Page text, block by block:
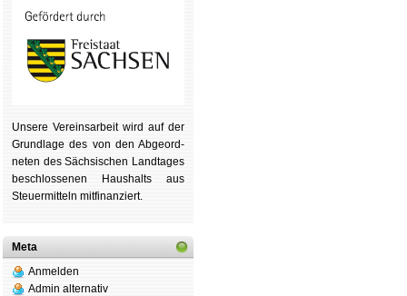
Unsere Ver­eins­ar­beit wird auf der
Grund­lage des von den Ab­ge­ord­
ne­ten des Säch­si­schen Land­tages
be­schlos­se­nen Haus­halts aus
Steu­er­mitteln mit­fi­nan­ziert.
Meta
Anmelden
Admin alternativ